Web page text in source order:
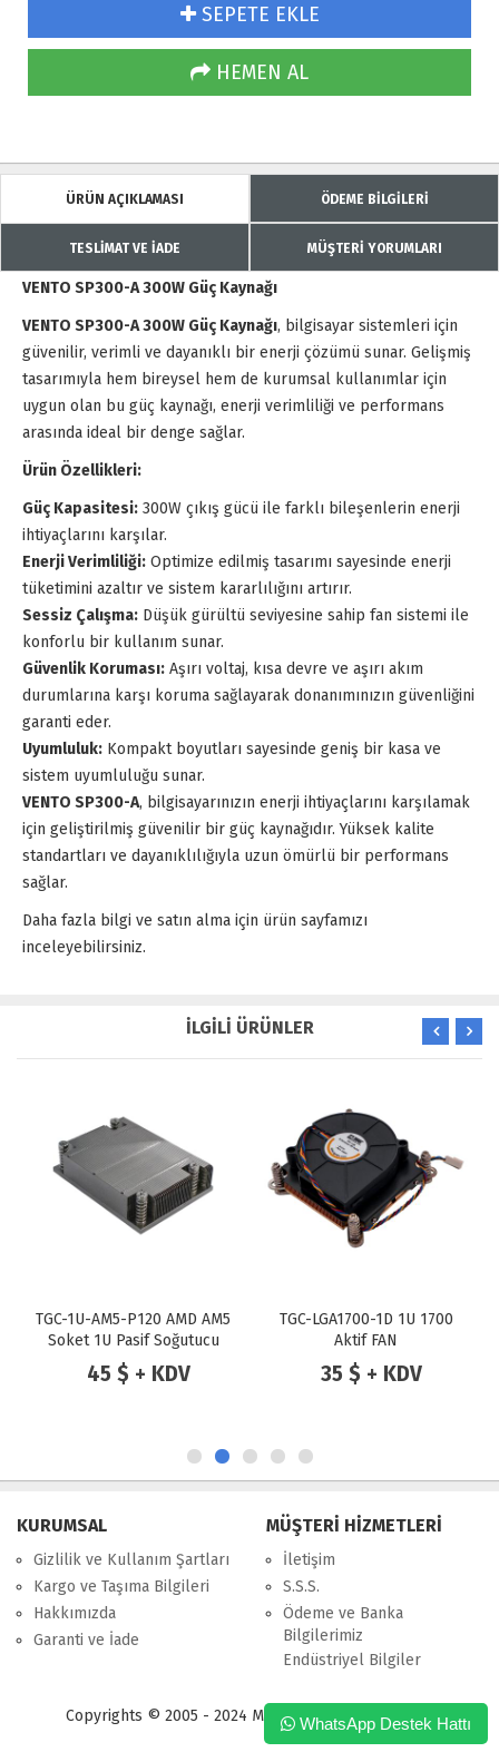
SEPETE EKLE
HEMEN AL
ÜRÜN AÇIKLAMASI ÖDEME BİLGİLERİ
TESLİMAT VE İADE MÜŞTERİ YORUMLARI
VENTO SP300-A 300W Güç Kaynağı
VENTO SP300-A 300W Güç Kaynağı, bilgisayar sistemleri için
güvenilir, verimli ve dayanıklı bir enerji çözümü sunar. Gelişmiş
tasarımıyla hem bireysel hem de kurumsal kullanımlar için
uygun olan bu güç kaynağı, enerji verimliliği ve performans
arasında ideal bir denge sağlar.
Ürün Özellikleri:
Güç Kapasitesi: 300W çıkış gücü ile farklı bileşenlerin enerji
ihtiyaçlarını karşılar.
Enerji Verimliliği: Optimize edilmiş tasarımı sayesinde enerji
tüketimini azaltır ve sistem kararlılığını artırır.
Sessiz Çalışma: Düşük gürültü seviyesine sahip fan sistemi ile
konforlu bir kullanım sunar.
Güvenlik Koruması: Aşırı voltaj, kısa devre ve aşırı akım
durumlarına karşı koruma sağlayarak donanımınızın güvenliğini
garanti eder.
Uyumluluk: Kompakt boyutları sayesinde geniş bir kasa ve
sistem uyumluluğu sunar.
VENTO SP300-A, bilgisayarınızın enerji ihtiyaçlarını karşılamak
için geliştirilmiş güvenilir bir güç kaynağıdır. Yüksek kalite
standartları ve dayanıklılığıyla uzun ömürlü bir performans
sağlar.
Daha fazla bilgi ve satın alma için ürün sayfamızı
inceleyebilirsiniz.
İLGİLİ ÜRÜNLER
TGC-1U-AM5-P120 AMD AM5
Soket 1U Pasif Soğutucu
120W
45 $ + KDV
TGC-LGA1700-1D 1U 1700
Aktif FAN
35 $ + KDV
KURUMSAL
Gizlilik ve Kullanım Şartları
Kargo ve Taşıma Bilgileri
Hakkımızda
Garanti ve İade
MÜŞTERİ HİZMETLERİ
İletişim
S.S.S.
Ödeme ve Banka
Bilgilerimiz
Endüstriyel Bilgiler
Copyrights © 2005 - 2024 Merpa Bilgi İşlem Ltd. Şti.
WhatsApp Destek Hattı